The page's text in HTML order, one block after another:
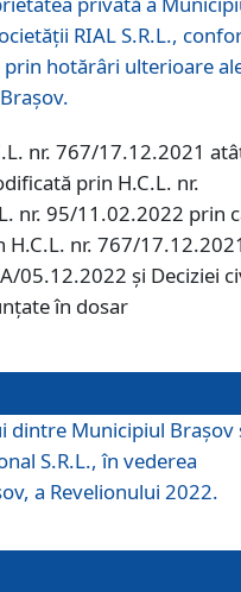
RIAL S.R.L.,
prin hotărâri ulterioare
nr. 767/17.12.2021
prin H.C.L. nr.
nr. 95/11.02.2022 prin
H.C.L. nr. 767/
05.12.2022 și Deciziei
în dosar
dintre Municipiul Brașov
S.R.L., în vederea
a Revelionului 2022.